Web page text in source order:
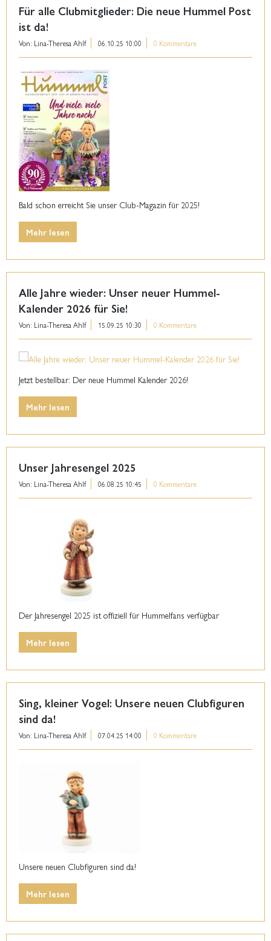
Für alle Clubmitglieder: Die neue Hummel Post
ist da!
Von: Lina-Theresa Ahlf 06.10.25 10:00 0 Kommentare
Bald schon erreicht Sie unser Club-Magazin für 2025!
Mehr lesen
Alle Jahre wieder: Unser neuer Hummel-
Kalender 2026 für Sie!
Von: Lina-Theresa Ahlf 15.09.25 10:30 0 Kommentare
Jetzt bestellbar: Der neue Hummel Kalender 2026!
Mehr lesen
Unser Jahresengel 2025
Von: Lina-Theresa Ahlf 06.08.25 10:45 0 Kommentare
Der Jahresengel 2025 ist offiziell für Hummelfans verfügbar
Mehr lesen
Sing, kleiner Vogel: Unsere neuen Clubfiguren
sind da!
Von: Lina-Theresa Ahlf 07.04.25 14:00 0 Kommentare
Unsere neuen Clubfiguren sind da!
Mehr lesen